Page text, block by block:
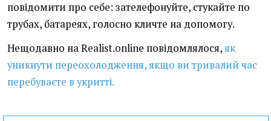
повідомити про себе: зателефонуйте, стукайте по
трубах, батареях, голосно кличте на допомогу.
Нещодавно на Realist.online повідомлялося,як
уникнути переохолодження, якщо ви тривалий час
перебуваєте в укритті.